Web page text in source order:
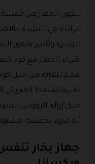
يتكون الجهاز من خمسة
الزائدة في البشرة،
البشرة وتأخير ظهور
مميز للغاية من خلال
تقنية الشفط
خلال إزالة الرؤوس
أنه مزود بخمسة
جهاز بخار